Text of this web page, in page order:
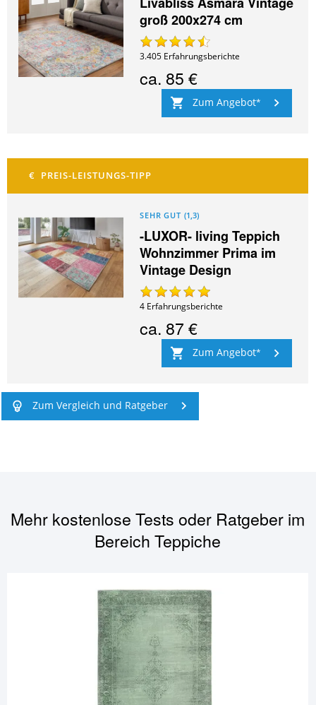
groß 200x274 cm
3.405 Erfahrungsberichte
ca. 85 €
Zum Angebot
SEHR GUT (1,3)
-LUXOR- living Teppich
Wohnzimmer Prima im
Vintage Design
4 Erfahrungsberichte
ca. 87 €
Zum Angebot
Zum Vergleich und Ratgeber
Mehr kostenlose Tests oder Ratgeber im
BereichTeppiche